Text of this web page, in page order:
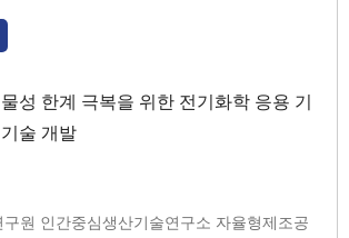
성 한계 극복을 위한 전기화학 응용 기
술 개발
구원 인간중심생산기술연구소 자율형제조공